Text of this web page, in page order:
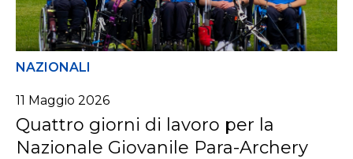
NAZIONALI
11 Maggio 2026
Quattro giorni di lavoro per la
Nazionale Giovanile Para-Archery